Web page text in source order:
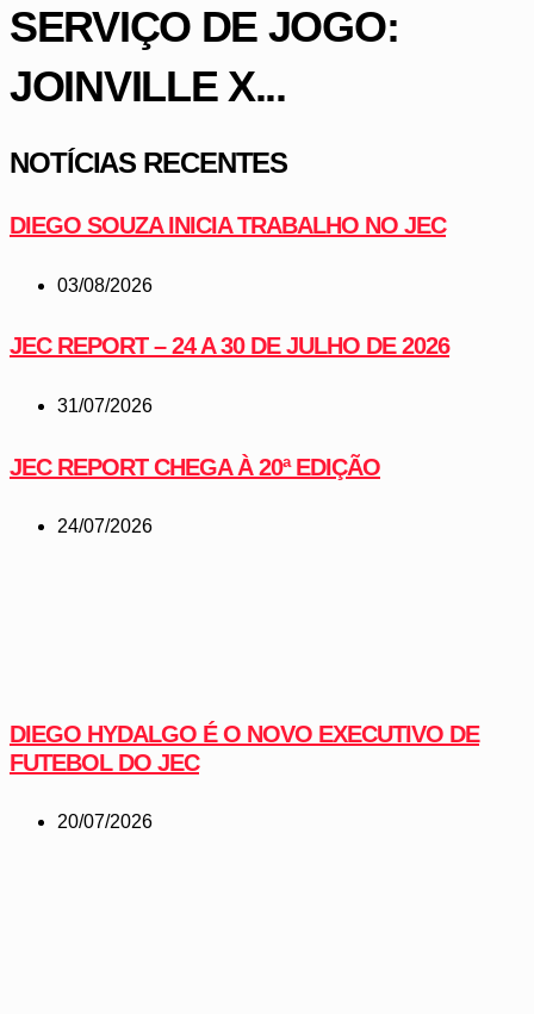
SERVIÇO DE JOGO:
JOINVILLE X...
NOTÍCIAS RECENTES
DIEGO SOUZA INICIA TRABALHO NO JEC
03/08/2026
JEC REPORT – 24 A 30 DE JULHO DE 2026
31/07/2026
JEC REPORT CHEGA À 20ª EDIÇÃO
24/07/2026
DIEGO HYDALGO É O NOVO EXECUTIVO DE
FUTEBOL DO JEC
20/07/2026